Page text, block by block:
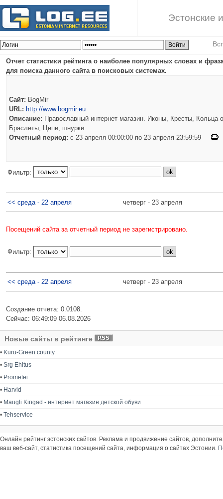
Эстонские
Отчет статистики рейтинга о наиболее популярных словах и
для поиска данного сайта в поисковых системах.
Сайт: BogMir
URL: http://www.bogmir.eu
Описание: Православный интернет-магазин. Иконы, Кресты, Кольца-
Браслеты, Цепи, шнурки
Отчетный период: c 23 апреля 00:00:00 по 23 апреля 23:59:59
Фильтр:
<< среда - 22 апреля четверг - 23 апреля
Посещений сайта за отчетный период не зарегистрировано.
Фильтр:
<< среда - 22 апреля четверг - 23 апреля
Создание отчета: 0.0108.
Сейчас: 06:49:09 06.08.2026
Новые сайты в рейтинге
• Kuru-Green county
• Srg Ehitus
• Prometei
• Harvid
• Maugli Kingad - интернет магазин детской обуви
• Tehservice
Онлайн рейтинг эстонских сайтов. Реклама и продвижение сайтов,
ваш веб-сайт, статистика посещений сайта, информация о сайтах Эстонии.